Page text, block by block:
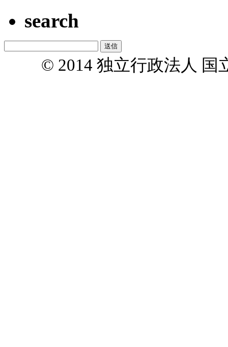
search
© 2014 独立行政法人 国